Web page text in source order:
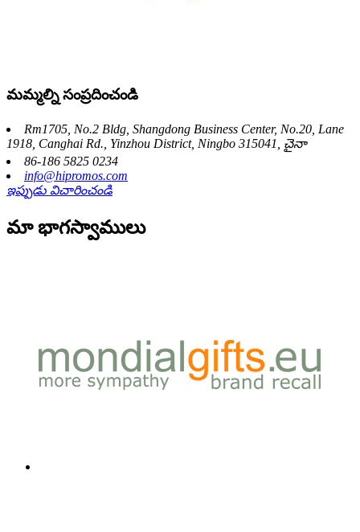
మమ్మల్ని సంప్రదించండి
Rm1705, No.2 Bldg, Shangdong Business Center, No.20, Lane
1918, Canghai Rd., Yinzhou District, Ningbo 315041, చైనా
86-186 5825 0234
info@hipromos.com
ఇప్పుడు విచారించండి
మా భాగస్వాములు